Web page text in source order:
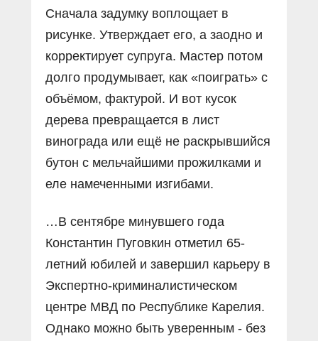
Сначала задумку воплощает в
рисунке. Утверждает его, а заодно и
корректирует супруга. Мастер потом
долго продумывает, как «поиграть» с
объёмом, фактурой. И вот кусок
дерева превращается в лист
винограда или ещё не раскрывшийся
бутон с мельчайшими прожилками и
еле намеченными изгибами.
…В сентябре минувшего года
Константин Пуговкин отметил 65-
летний юбилей и завершил карьеру в
Экспертно-криминалистическом
центре МВД по Республике Карелия.
Однако можно быть уверенным - без